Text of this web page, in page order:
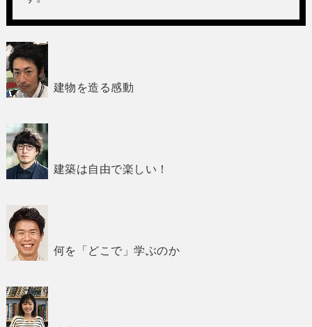
建物を造る感動
建築は自由で楽しい！
何を「どこで」学ぶのか